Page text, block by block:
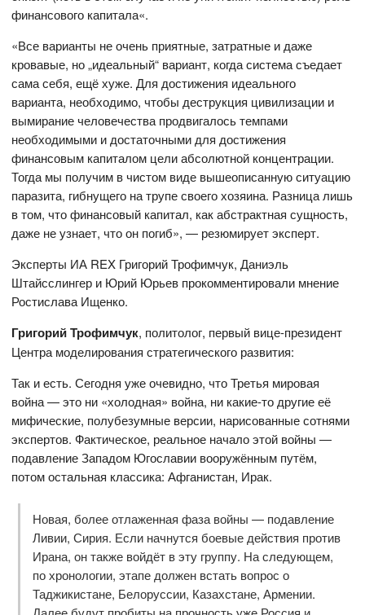
финансового капитала«.
«Все варианты не очень приятные, затратные и даже
кровавые, но „идеальный“ вариант, когда система съедает
сама себя, ещё хуже. Для достижения идеального
варианта, необходимо, чтобы деструкция цивилизации и
вымирание человечества продвигалось темпами
необходимыми и достаточными для достижения
финансовым капиталом цели абсолютной концентрации.
Тогда мы получим в чистом виде вышеописанную ситуацию
паразита, гибнущего на трупе своего хозяина. Разница лишь
в том, что финансовый капитал, как абстрактная сущность,
даже не узнает, что он погиб», — резюмирует эксперт.
Эксперты ИА REX Григорий Трофимчук, Даниэль
Штайсслингер и Юрий Юрьев прокомментировали мнение
Ростислава Ищенко.
Григорий Трофимчук, политолог, первый вице-президент
Центра моделирования стратегического развития:
Так и есть. Сегодня уже очевидно, что Третья мировая
война — это ни «холодная» война, ни какие-то другие её
мифические, полубезумные версии, нарисованные сотнями
экспертов. Фактическое, реальное начало этой войны —
подавление Западом Югославии вооружённым путём,
потом остальная классика: Афганистан, Ирак.
Новая, более отлаженная фаза войны — подавление
Ливии, Сирия. Если начнутся боевые действия против
Ирана, он также войдёт в эту группу. На следующем,
по хронологии, этапе должен встать вопрос о
Таджикистане, Белоруссии, Казахстане, Армении.